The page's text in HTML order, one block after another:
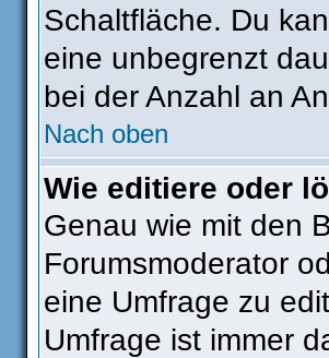
Schaltfläche. Du
eine unbegrenzt
bei der Anzahl an
Nach oben
Wie editiere oder
Genau wie mit den
Forumsmoderator
eine Umfrage zu
Umfrage ist immer